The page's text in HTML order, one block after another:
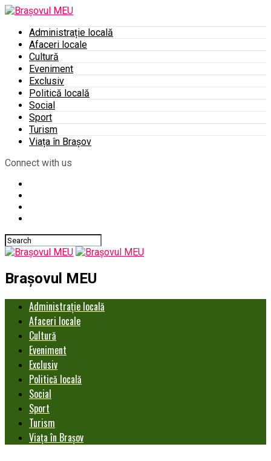
Administrație locală
Afaceri locale
Cultură
Eveniment
Exclusiv
Politică locală
Social
Sport
Turism
Viața în Brașov
Connect with us
Brașovul MEU
Administrație locală
Afaceri locale
Cultură
Eveniment
Exclusiv
Politică locală
Social
Sport
Turism
Viața în Brașov